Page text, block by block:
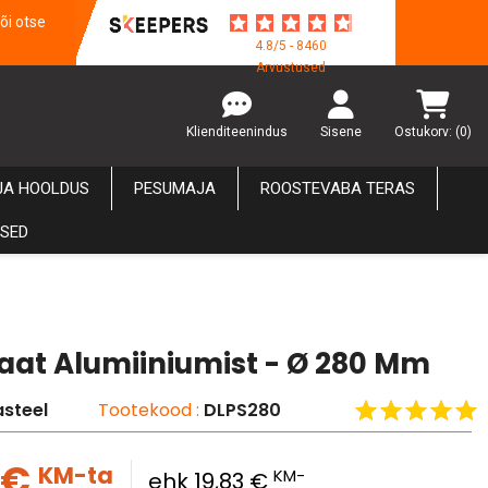
otse
4.8/5 - 8460
Arvustused
Klienditeenindus Sisene Ostukorv: (0)
HOOLDUS PESUMAJA ROOSTEVABA TERAS
Alumiiniumist - Ø 280 Mm
Tootekood : DLPS280
KM-ta ehk 19,83 €KM-